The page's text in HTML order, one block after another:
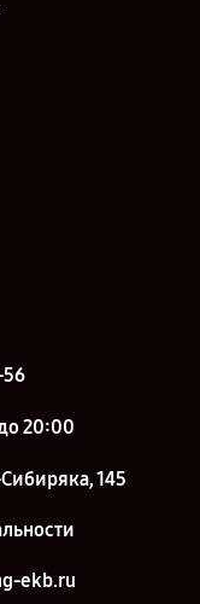
56
20:00
145
ekb.ru